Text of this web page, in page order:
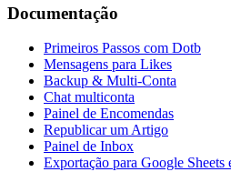
Documentação
Primeiros Passos com Dotb
Mensagens para Likes
Backup & Multi-Conta
Chat multiconta
Painel de Encomendas
Republicar um Artigo
Painel de Inbox
Exportação para Google